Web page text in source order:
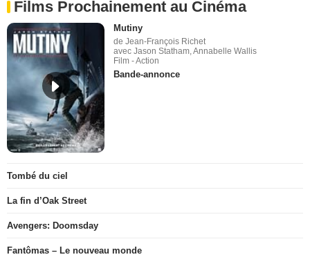
Films Prochainement au Cinéma
Mutiny
de Jean-François Richet
avec Jason Statham, Annabelle Wallis
Film - Action
Bande-annonce
Tombé du ciel
La fin d’Oak Street
Avengers: Doomsday
Fantômas – Le nouveau monde